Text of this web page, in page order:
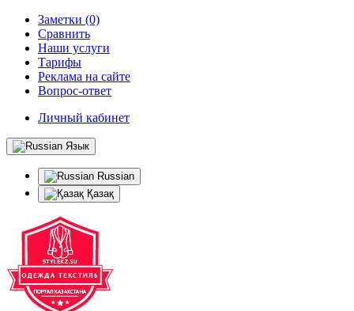
Заметки (0)
Сравнить
Наши услуги
Тарифы
Реклама на сайте
Вопрос-ответ
Личный кабинет
Язык
Russian
Қазақ